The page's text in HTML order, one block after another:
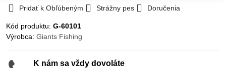
Pridať k Obľúbeným Strážny pes Doručenia
Kód produktu: G-60101
Výrobca: Giants Fishing
K nám sa vždy dovoláte